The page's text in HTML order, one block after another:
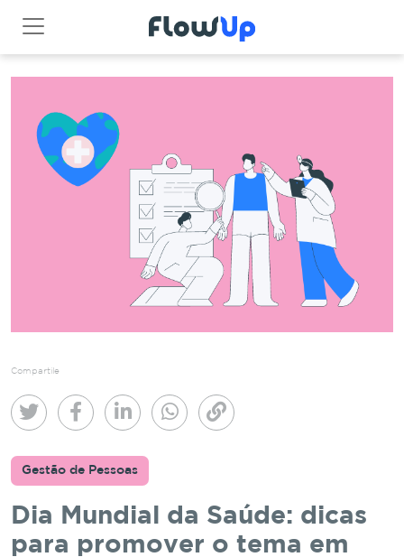
Compartile
Gestão de Pessoas
Dia Mundial da Saúde: dicas
para promover o tema em